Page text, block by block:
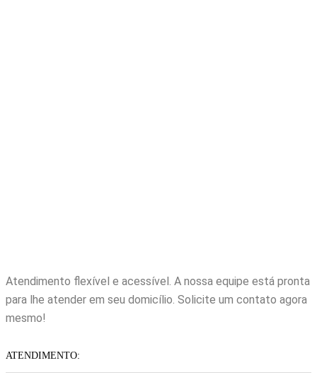
Atendimento flexível e acessível. A nossa equipe está pronta
para lhe atender em seu domicílio. Solicite um contato agora
mesmo!
ATENDIMENTO: